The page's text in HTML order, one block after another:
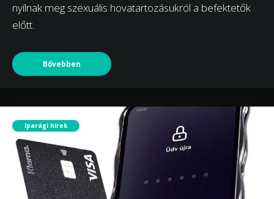
nyílnak meg szexuális hovatartozásukról a befektetők
előtt.
Bővebben
Iparági hírek